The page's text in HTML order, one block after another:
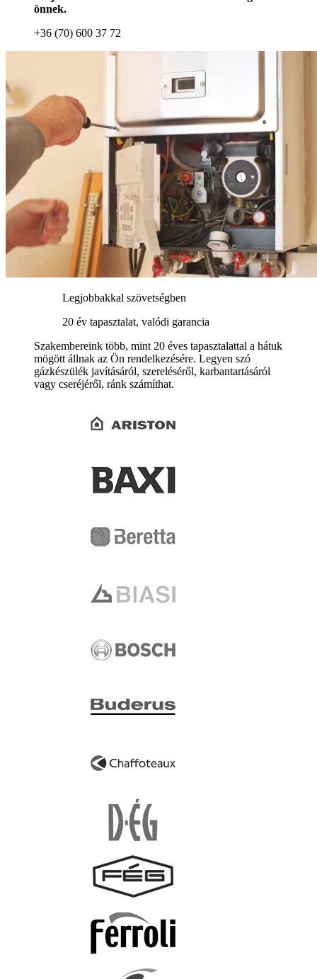
önnek.
+36 (70) 600 37 72
Legjobbakkal szövetségben
20 év tapasztalat, valódi garancia
Szakembereink több, mint 20 éves tapasztalattal a hátuk
mögött állnak az Ön rendelkezésére. Legyen szó
gázkészülék javításáról, szereléséről, karbantartásáról
vagy cseréjéről, ránk számíthat.